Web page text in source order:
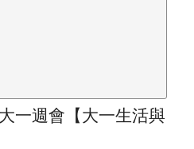
一週會【大一生活與